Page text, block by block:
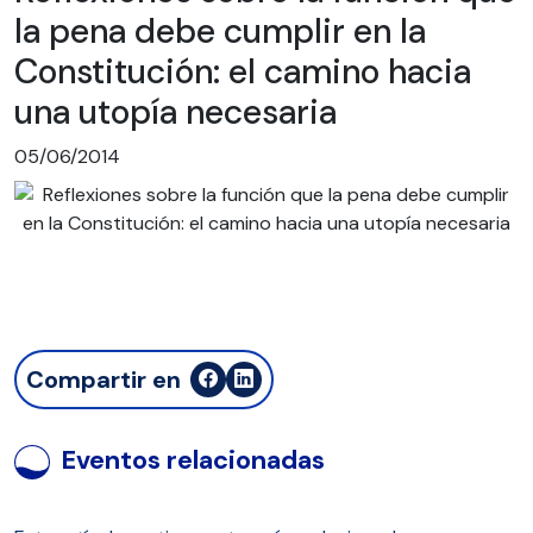
la pena debe cumplir en la
Constitución: el camino hacia
una utopía necesaria
05/06/2014
Compartir en
Eventos relacionadas